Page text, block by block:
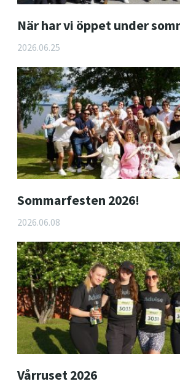
När har vi öppet under
2026.06.25
Sommarfesten 2026!
2026.06.08
Vårruset 2026